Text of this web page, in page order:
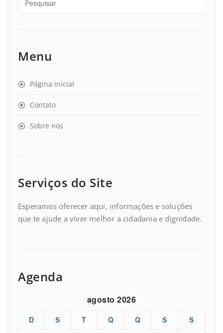
Menu
Página inicial
Contato
Sobre nós
Serviços do Site
Esperamos oferecer aqui, informações e soluções
que te ajude a viver melhor a cidadania e dignidade.
Agenda
agosto 2026
D S T Q Q S
S